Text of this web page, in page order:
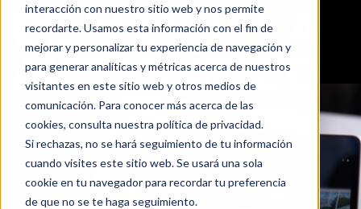
interacción con nuestro sitio web y nos permite
recordarte. Usamos esta información con el fin de
mejorar y personalizar tu experiencia de navegación y
para generar analíticas y métricas acerca de nuestros
visitantes en este sitio web y otros medios de
comunicación. Para conocer más acerca de las
cookies, consulta nuestra política de privacidad.
Si rechazas, no se hará seguimiento de tu información
cuando visites este sitio web. Se usará una sola
cookie en tu navegador para recordar tu preferencia
de que no se te haga seguimiento.
DE MANUAL A
AUTOMÁTICO